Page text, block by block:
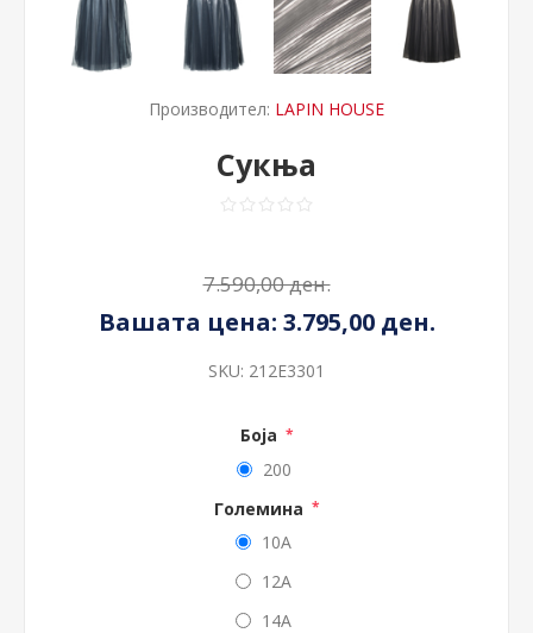
Производител: LAPIN HOUSE
Сукња
7.590,00 ден.
Вашата цена: 3.795,00 ден.
SKU: 212E3301
Боја *
200
Големина *
10A
12A
14A